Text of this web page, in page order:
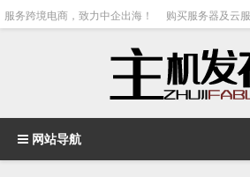
服务跨境电商，致力中企出海！ 购买服务器及云
网站导航